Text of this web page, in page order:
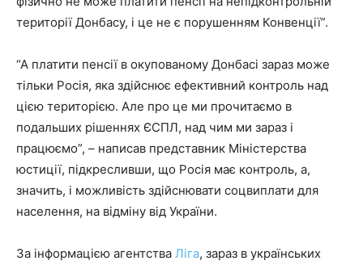
території Донбасу, і це не є порушенням Конвенції”.
“А платити пенсії в окупованому Донбасі зараз може
тільки Росія, яка здійснює ефективний контроль над
цією територією. Але про це ми прочитаємо в
подальших рішеннях ЄСПЛ, над чим ми зараз і
працюємо”, – написав представник Міністерства
юстиції, підкресливши, що Росія має контроль, а,
значить, і можливість здійснювати соцвиплати для
населення, на відміну від України.
За інформацією агентства Ліга, зараз в українських